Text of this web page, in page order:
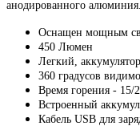
анодированного
Оснащен мощным
450 Люмен
Легкий,
360 градусов
Время горения - 15/
Встроенный
Кабель USB для